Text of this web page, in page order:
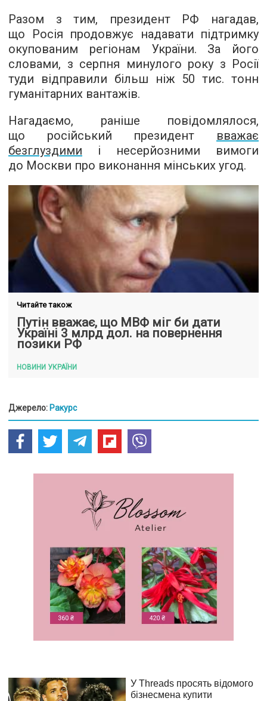
Разом з тим, президент РФ нагадав,
що Росія продовжує надавати підтримку
окупованим регіонам України. За його
словами, з серпня минулого року з Росії
туди відправили більш ніж 50 тис. тонн
гуманітарних вантажів.
Нагадаємо, раніше повідомлялося,
що російський президент вважає
безглуздими і несерйозними вимоги
до Москви про виконання мінських угод.
Читайте також
Путін вважає, що МВФ міг би дати
Україні 3 млрд дол. на повернення
позики РФ
НОВИНИ УКРАЇНИ
Джерело: Ракурс